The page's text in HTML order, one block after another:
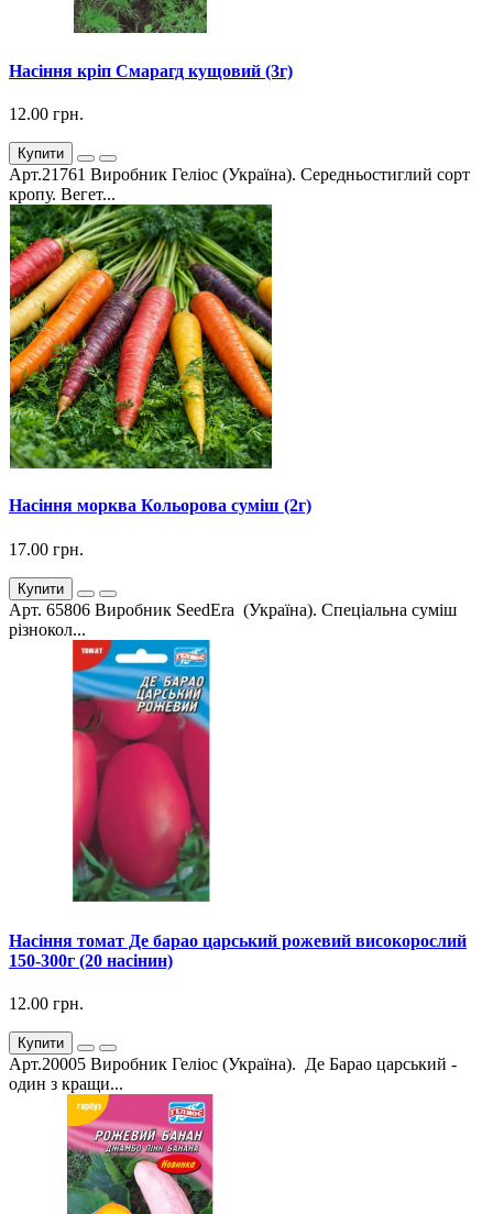
Насіння кріп Смарагд кущовий (3г)
12.00 грн.
Купити
Арт.21761 Виробник Геліос (Україна). Середньостиглий сорт
кропу. Вегет...
Насіння морква Кольорова суміш (2г)
17.00 грн.
Купити
Арт. 65806 Виробник SeedEra (Україна). Спеціальна суміш
різнокол...
Насіння томат Де барао царський рожевий високорослий
150-300г (20 насінин)
12.00 грн.
Купити
Арт.20005 Виробник Геліос (Україна). Де Барао царський -
один з кращи...